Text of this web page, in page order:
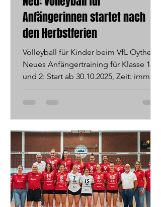
Anfängerinnen startet nach
den Herbstferien
Volleyball für Kinder beim VfL Oythe –
Neues Anfängertraining für Klasse 1
und 2: Start ab 30.10.2025, Zeit: immer
donnerstags, 17–18 Uhr, Ort: Sporthalle
Gymnasium Antonianum, Vechta.